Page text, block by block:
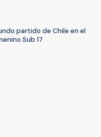
partido de Chile en el
Sub 17